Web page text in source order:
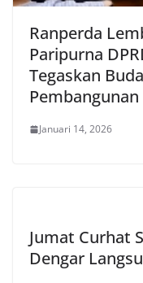
Ranperda
Paripurna
Tegaskan
Pembangunan
Januari 14, 2026
Jumat Curhat
Dengar